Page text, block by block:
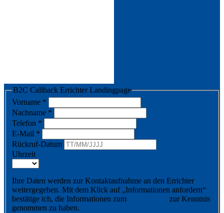
B2C Callback Errichter Landingpage
Vorname *
Nachname *
Telefon *
E-Mail *
Rückruf-Datum
Uhrzeit
Ihre Daten werden zur Kontaktaufnahme an den Errichter
weitergegeben. Mit dem Klick auf „Informationen anfordern“
bestätige ich, die Informationen zum
zur Kenntnis
genommen zu haben.